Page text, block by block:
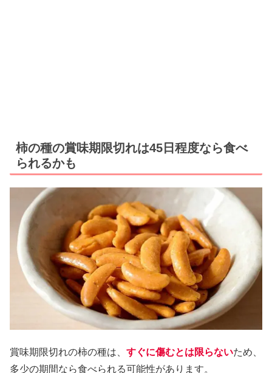
柿の種の賞味期限切れは45日程度なら食べ
られるかも
賞味期限切れの柿の種は、 すぐに傷むとは限らないため、
多少の期間なら食べられる可能性があります。